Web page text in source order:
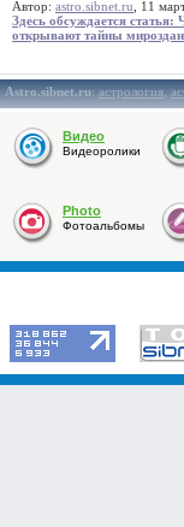
Автор: astro.sibnet.ru , 11
Здесь обсуждается статья:
открывают тайны
Astro.sibnet.ru:астрология,
Видео
Видеоролики
Photo
Фотоальбомы